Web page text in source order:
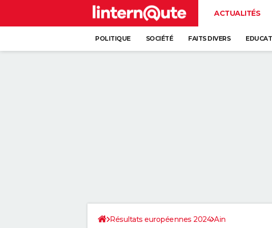
ACTUALITÉS
POLITIQUE SOCIÉTÉ FAITS DIVERS
Résultats européennes 2024 Ain